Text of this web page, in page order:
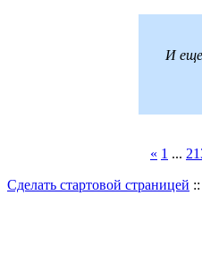
И
« 1 ...
Сделать стартовой страницей